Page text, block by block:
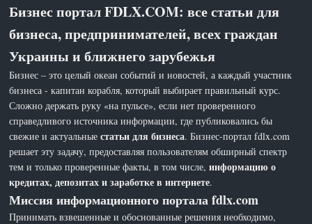
Бизнес портал FDLX.COM: все статьи для
бизнеса, предпринимателей, всех граждан
Украины и ближнего зарубежья
Бизнес – это целый океан событий и новостей, а каждый участник
бизнеса - капитан корабля, который выбирает правильный курс.
Сложно держать руку «на пульсе», если нет проверенного
справедливого источника информации, где публиковались бы
свежие и актуальныестатьи для бизнеса. Бизнес-портал fdlx.com
решает эту задачу, предоставляя пользователям обширный спектр
тем и только проверенные факты, в том числе,информацию о
кредитах, депозитах и заработке в интернете.
Миссия информационного портала fdlx.com
Принимать взвешенные и обоснованные решения необходимо,